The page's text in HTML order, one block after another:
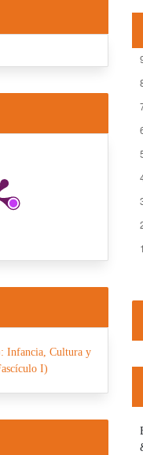
Infancia, Cultura y
I)